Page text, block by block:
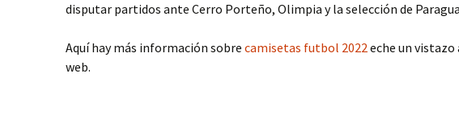
disputar partidos ante Cerro Porteño, Olimpia y la selección de
Aquí hay más información sobre camisetas futbol 2022eche un
web.